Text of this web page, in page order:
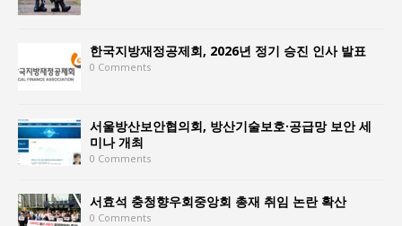
한국지방재정공제회, 2026년 정기 승진 인사 발표
0 Comments
서울방산보안협의회, 방산기술보호·공급망 보안 세
미나 개최
0 Comments
서효석 충청향우회중앙회 총재 취임 논란 확산
0 Comments